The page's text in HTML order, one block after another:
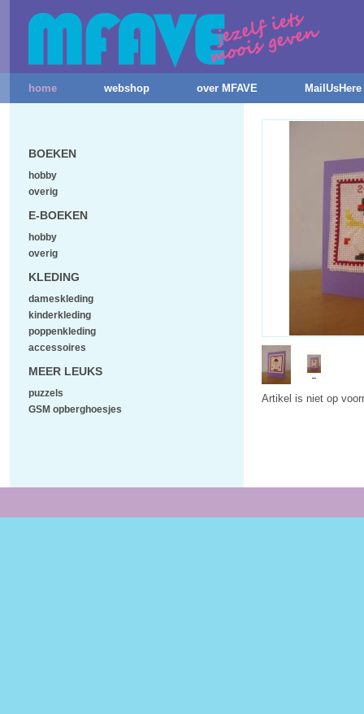
home webshop over MFAVE MailUsHere
Artikel is niet op
BOEKEN
hobby
overig
E-BOEKEN
hobby
overig
KLEDING
dameskleding
kinderkleding
poppenkleding
accessoires
MEER LEUKS
puzzels
GSM opberghoesjes